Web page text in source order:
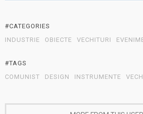
#CATEGORIES
INDUSTRIE
OBIECTE VECHITURI
#TAGS
COMUNIST
DESIGN INSTRUMENTE